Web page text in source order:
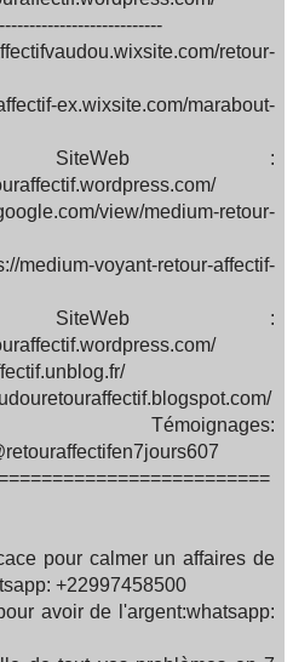
retour-
ex.wixsite.com/marabout-
:
view/medium-retour-
voyant-retour-affectif-
:
pour calmer un affaires de
+22997458500
avoir de l'argent:whatsapp: